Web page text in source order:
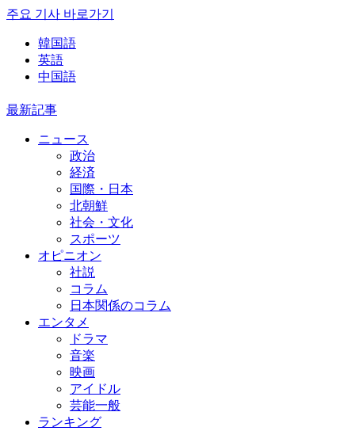
주요 기사 바로가기
韓国語
英語
中国語
最新記事
ニュース
政治
経済
国際・日本
北朝鮮
社会・文化
スポーツ
オピニオン
社説
コラム
日本関係のコラム
エンタメ
ドラマ
音楽
映画
アイドル
芸能一般
ランキング